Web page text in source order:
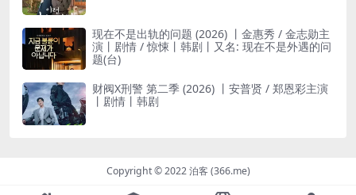
现在不是出轨的问题 (2026) 丨金惠秀 / 金志勋主
演丨剧情 / 惊悚丨韩剧丨又名: 现在不是外遇的问
题(台)
财阀X刑警 第二季 (2026) 丨安普贤 / 郑恩彩主演
丨剧情丨韩剧
Copyright © 2022 泊客 (366.me)